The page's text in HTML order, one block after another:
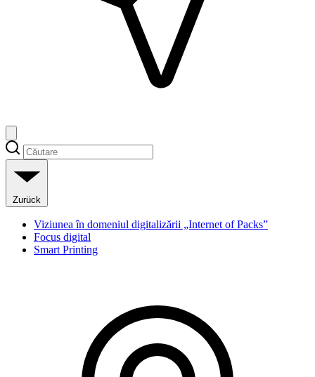
Zurück
Viziunea în domeniul digitalizării „Internet of Packs”
Focus digital
Smart Printing